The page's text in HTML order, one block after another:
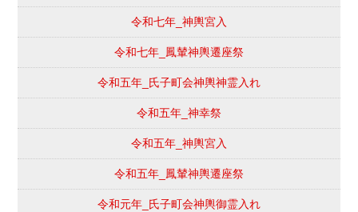
令和七年_神輿宮入
令和七年_鳳輦神輿遷座祭
令和五年_氏子町会神輿神霊入れ
令和五年_神幸祭
令和五年_神輿宮入
令和五年_鳳輦神輿遷座祭
令和元年_氏子町会神輿御霊入れ